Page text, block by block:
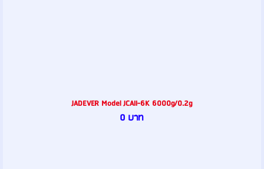
JADEVER Model JCAII-6K 6000g/0.2g
0 บาท